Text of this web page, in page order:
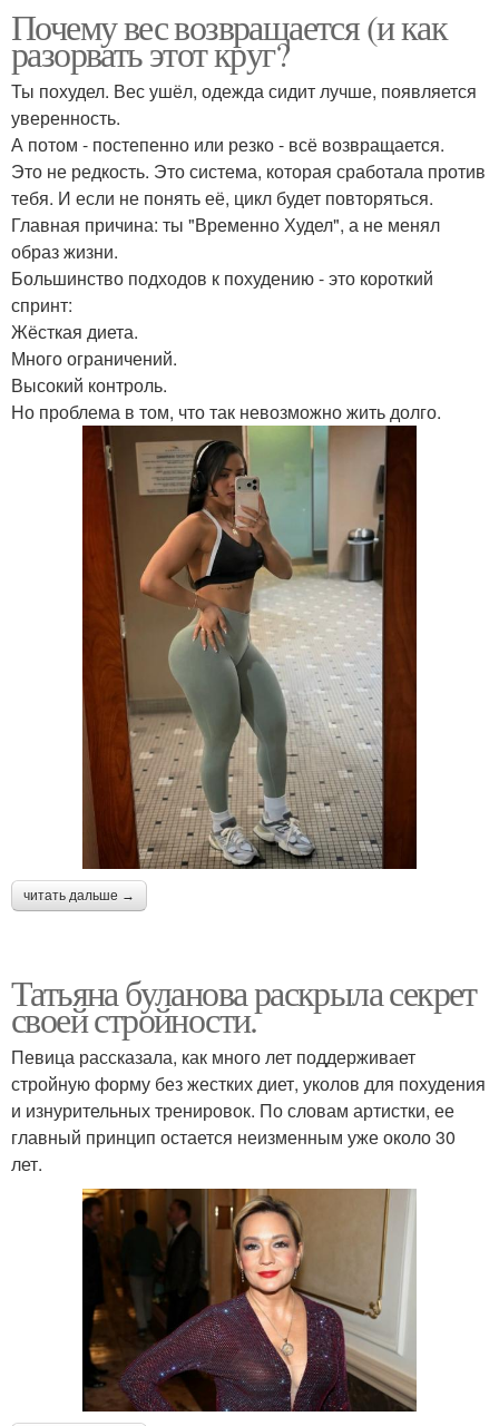
Почему вес возвращается (и как
разорвать этот круг?
Ты похудел. Вес ушёл, одежда сидит лучше, появляется
уверенность.
А потом - постепенно или резко - всё возвращается.
Это не редкость. Это система, которая сработала против
тебя. И если не понять её, цикл будет повторяться.
Главная причина: ты "Временно Худел", а не менял
образ жизни.
Большинство подходов к похудению - это короткий
спринт:
Жёсткая диета.
Много ограничений.
Высокий контроль.
Но проблема в том, что так невозможно жить долго.
читать дальше →
Татьяна буланова раскрыла секрет
своей стройности.
Певица рассказала, как много лет поддерживает
стройную форму без жестких диет, уколов для похудения
и изнурительных тренировок. По словам артистки, ее
главный принцип остается неизменным уже около 30
лет.